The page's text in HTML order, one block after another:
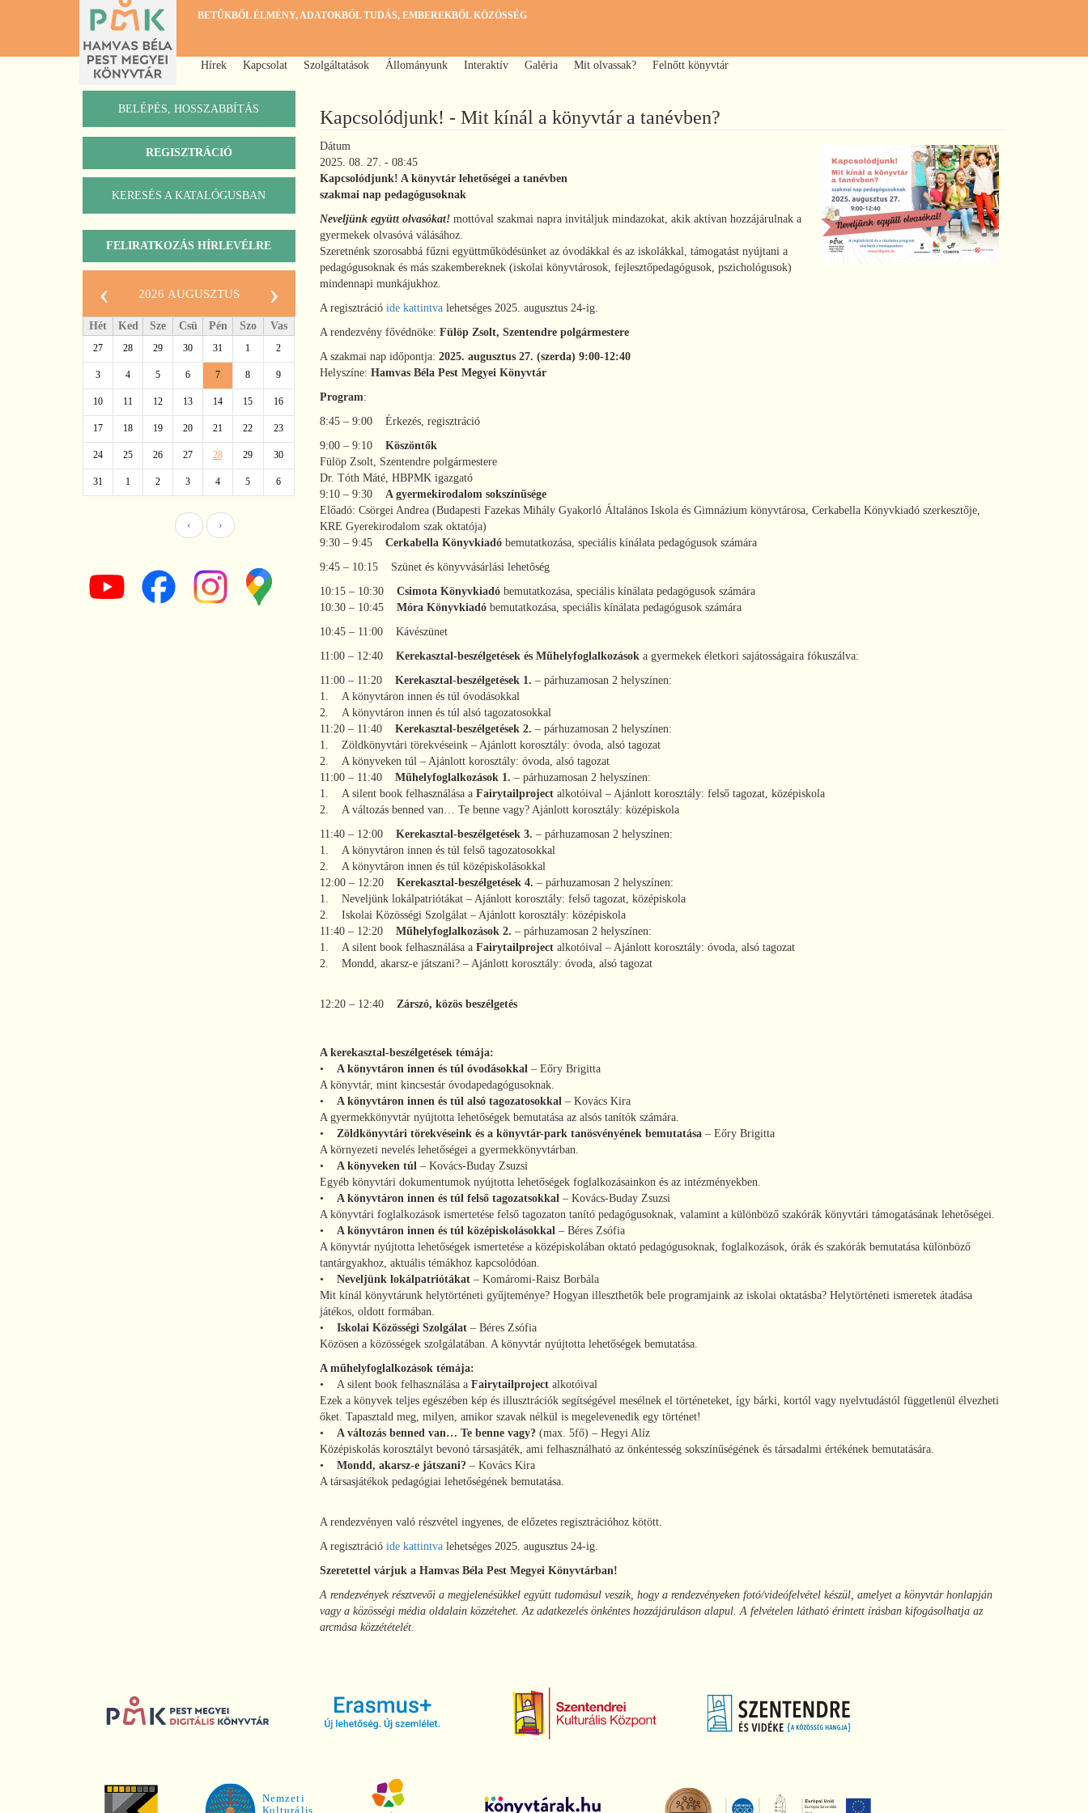
BETŰKBŐL ÉLMÉNY, ADATOKBÓL TUDÁS, EMBEREKBŐL KÖZÖSSÉG
Főmenü
Hírek Kapcsolat Szolgáltatások Állományunk Interaktív Galéria Mit olvassak? Felnőtt könyvtár
BELÉPÉS, HOSSZABBÍTÁS
REGISZTRÁCIÓ
Katalógus
KERESÉS A KATALÓGUSBAN
FELIRATKOZÁS HÍRLEVÉLRE
2026 augusztus
‹ ›
Hét Ked Sze Csü Pén Szo Vas
27 28 29 30 31 1 2
3 4 5 6 7 8 9
10 11 12 13 14 15 16
17 18 19 20 21 22 23
24 25 26 27 28 29 30
31 1 2 3 4 5 6
‹ ›
Kapcsolódjunk! - Mit kínál a könyvtár a tanévben?
Dátum
2025. 08. 27. - 08:45
Kapcsolódjunk! A könyvtár lehetőségei a tanévben
szakmai nap pedagógusoknak
Neveljünk együtt olvasókat! mottóval szakmai napra invitáljuk mindazokat, akik aktívan hozzájárulnak a
gyermekek olvasóvá válásához.
Szeretnénk szorosabbá fűzni együttműködésünket az óvodákkal és az iskolákkal, támogatást nyújtani a
pedagógusoknak és más szakembereknek (iskolai könyvtárosok, fejlesztőpedagógusok, pszichológusok)
mindennapi munkájukhoz.
A regisztráció ide kattintvalehetséges 2025. augusztus 24-ig.
A rendezvény fővédnöke: Fülöp Zsolt, Szentendre polgármestere
A szakmai nap időpontja: 2025. augusztus 27. (szerda) 9:00-12:40
Helyszíne: Hamvas Béla Pest Megyei Könyvtár
Program:
8:45 – 9:00 Érkezés, regisztráció
9:00 – 9:10 Köszöntők
Fülöp Zsolt, Szentendre polgármestere
Dr. Tóth Máté, HBPMK igazgató
9:10 – 9:30 A gyermekirodalom sokszínűsége
Előadó: Csörgei Andrea (Budapesti Fazekas Mihály Gyakorló Általános Iskola és Gimnázium könyvtárosa, Cerkabella Könyvkiadó szerkesztője,
KRE Gyerekirodalom szak oktatója)
9:30 – 9:45 Cerkabella Könyvkiadóbemutatkozása, speciális kínálata pedagógusok számára
9:45 – 10:15 Szünet és könyvvásárlási lehetőség
10:15 – 10:30 Csimota Könyvkiadóbemutatkozása, speciális kínálata pedagógusok számára
10:30 – 10:45 Móra Könyvkiadóbemutatkozása, speciális kínálata pedagógusok számára
10:45 – 11:00 Kávészünet
11:00 – 12:40 Kerekasztal-beszélgetések és Műhelyfoglalkozásoka gyermekek életkori sajátosságaira fókuszálva:
11:00 – 11:20 Kerekasztal-beszélgetések 1. – párhuzamosan 2 helyszínen:
1. A könyvtáron innen és túl óvodásokkal
2. A könyvtáron innen és túl alsó tagozatosokkal
11:20 – 11:40 Kerekasztal-beszélgetések 2. – párhuzamosan 2 helyszínen:
1. Zöldkönyvtári törekvéseink – Ajánlott korosztály: óvoda, alsó tagozat
2. A könyveken túl – Ajánlott korosztály: óvoda, alsó tagozat
11:00 – 11:40 Műhelyfoglalkozások 1. – párhuzamosan 2 helyszínen:
1. A silent book felhasználása a Fairytailproject alkotóival – Ajánlott korosztály: felső tagozat, középiskola
2. A változás benned van… Te benne vagy? Ajánlott korosztály: középiskola
11:40 – 12:00 Kerekasztal-beszélgetések 3. – párhuzamosan 2 helyszínen:
1. A könyvtáron innen és túl felső tagozatosokkal
2. A könyvtáron innen és túl középiskolásokkal
12:00 – 12:20 Kerekasztal-beszélgetések 4. – párhuzamosan 2 helyszínen:
1. Neveljünk lokálpatriótákat – Ajánlott korosztály: felső tagozat, középiskola
2. Iskolai Közösségi Szolgálat – Ajánlott korosztály: középiskola
11:40 – 12:20 Műhelyfoglalkozások 2. – párhuzamosan 2 helyszínen:
1. A silent book felhasználása a Fairytailproject alkotóival – Ajánlott korosztály: óvoda, alsó tagozat
2. Mondd, akarsz-e játszani? – Ajánlott korosztály: óvoda, alsó tagozat
12:20 – 12:40 Zárszó, közös beszélgetés
A kerekasztal-beszélgetések témája:
• A könyvtáron innen és túl óvodásokkal– Eőry Brigitta
A könyvtár, mint kincsestár óvodapedagógusoknak.
• A könyvtáron innen és túl alsó tagozatosokkal– Kovács Kira
A gyermekkönyvtár nyújtotta lehetőségek bemutatása az alsós tanítók számára.
• Zöldkönyvtári törekvéseink és a könyvtár-park tanösvényének bemutatása– Eőry Brigitta
A környezeti nevelés lehetőségei a gyermekkönyvtárban.
• A könyveken túl– Kovács-Buday Zsuzsi
Egyéb könyvtári dokumentumok nyújtotta lehetőségek foglalkozásainkon és az intézményekben.
• A könyvtáron innen és túl felső tagozatsokkal– Kovács-Buday Zsuzsi
A könyvtári foglalkozások ismertetése felső tagozaton tanító pedagógusoknak, valamint a különböző szakórák könyvtári támogatásának lehetőségei.
• A könyvtáron innen és túl középiskolásokkal– Béres Zsófia
A könyvtár nyújtotta lehetőségek ismertetése a középiskolában oktató pedagógusoknak, foglalkozások, órák és szakórák bemutatása különböző
tantárgyakhoz, aktuális témákhoz kapcsolódóan.
• Neveljünk lokálpatriótákat– Komáromi-Raisz Borbála
Mit kínál könyvtárunk helytörténeti gyűjteménye? Hogyan illeszthetők bele programjaink az iskolai oktatásba? Helytörténeti ismeretek átadása
játékos, oldott formában.
• Iskolai Közösségi Szolgálat– Béres Zsófia
Közösen a közösségek szolgálatában. A könyvtár nyújtotta lehetőségek bemutatása.
A műhelyfoglalkozások témája:
• A silent book felhasználása a Fairytailproject alkotóival
Ezek a könyvek teljes egészében kép és illusztrációk segítségével mesélnek el történeteket, így bárki, kortól vagy nyelvtudástól függetlenül élvezheti
őket. Tapasztald meg, milyen, amikor szavak nélkül is megelevenedik egy történet!
• A változás benned van… Te benne vagy?(max. 5fő) – Hegyi Alíz
Középiskolás korosztályt bevonó társasjáték, ami felhasználható az önkéntesség sokszínűségének és társadalmi értékének bemutatására.
• Mondd, akarsz-e játszani?– Kovács Kira
A társasjátékok pedagógiai lehetőségének bemutatása.
A rendezvényen való részvétel ingyenes, de előzetes regisztrációhoz kötött.
A regisztráció ide kattintvalehetséges 2025. augusztus 24-ig.
Szeretettel várjuk a Hamvas Béla Pest Megyei Könyvtárban!
A rendezvények résztvevői a megjelenésükkel együtt tudomásul veszik, hogy a rendezvényeken fotó/videófelvétel készül, amelyet a könyvtár honlapján
vagy a közösségi média oldalain közzétehet. Az adatkezelés önkéntes hozzájáruláson alapul. A felvételen látható érintett írásban kifogásolhatja az
arcmása közzétételét.